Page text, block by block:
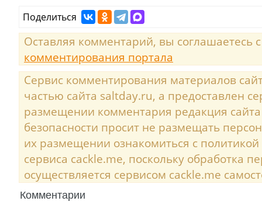
Поделиться
Оставляя комментарий, вы соглашаетесь
комментирования портала
Сервис комментирования материалов
частью сайта saltday.ru, а предоставлен
размещении комментария редакция
безопасности просит не размещать
их размещении ознакомиться с
сервиса cackle.me, поскольку обработка
осуществляется сервисом cackle.me
Комментарии